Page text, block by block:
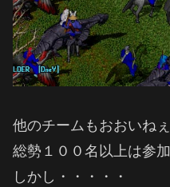
他のチームもおおいねぇ
総勢１００名以上は参
しかし・・・・・